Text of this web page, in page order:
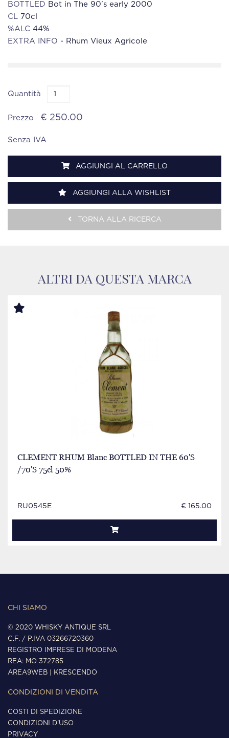
BOTTLED Bot in The 90's early 2000
CL 70cl
%ALC 44%
EXTRA INFO - Rhum Vieux Agricole
Quantità
Prezzo € 250.00
Senza IVA
AGGIUNGI AL CARRELLO
AGGIUNGI ALLA WISHLIST
TORNA ALLA RICERCA
ALTRI DA QUESTA MARCA
CLEMENT RHUM Blanc BOTTLED IN THE 60'S
/70'S 75cl 50%
RU0545E € 165.00
CHI SIAMO
© 2020 WHISKY ANTIQUE SRL
C.F. / P.IVA 03266720360
REGISTRO IMPRESE DI MODENA
REA: MO 372785
AREA9WEB
KRESCENDO
CONDIZIONI DI VENDITA
COSTI DI SPEDIZIONE
CONDIZIONI D'USO
PRIVACY